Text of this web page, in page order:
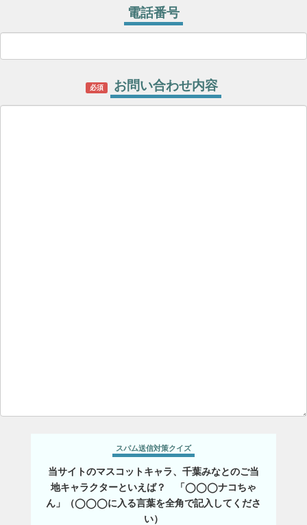
電話番号
必須 お問い合わせ内容
スパム送信対策クイズ
当サイトのマスコットキャラ、千葉みなとのご当
地キャラクターといえば？ 「◯◯◯ナコちゃ
ん」（◯◯◯に入る言葉を全角で記入してくださ
い）